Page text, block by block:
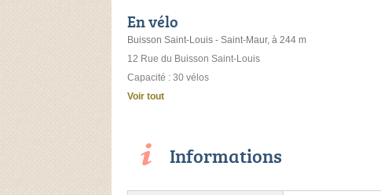
En vélo
Buisson Saint-Louis - Saint-Maur, à 244 m
12 Rue du Buisson Saint-Louis
Capacité : 30 vélos
Voir tout
Informations